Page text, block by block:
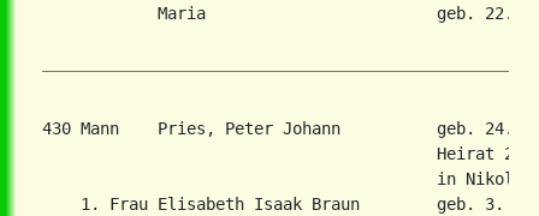
Maria                        geb. 22.
430 Mann    Pries, Peter Johann          geb. 24.
Heirat 29.
in
1. Frau Elisabeth Isaak Braun        geb. 3.